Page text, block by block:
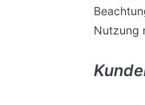
Nutzung